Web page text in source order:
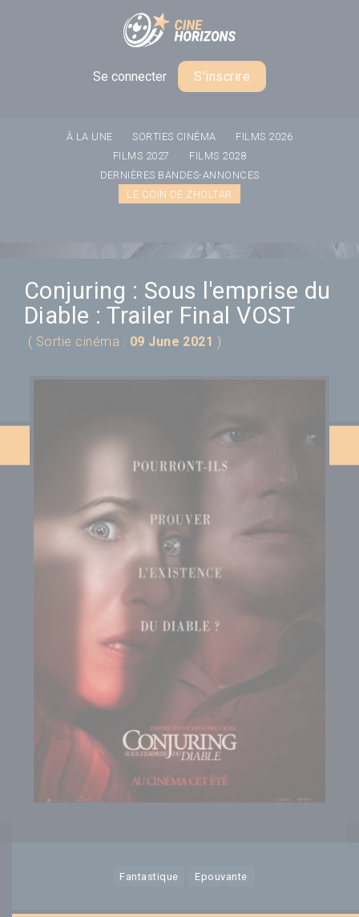
Se connecter S'inscrire
À LA UNE SORTIES CINÉMA
FILMS 2026
FILMS 2027
FILMS 2028
DERNIÈRES BANDES-ANNONCES
LE COIN DE ZHOLTAR
Conjuring : Sous l'emprise du
Diable : Trailer Final VOST
( Sortie cinéma : 09 June 2021 )
Fantastique Epouvante
Panneau de gestion des cookies